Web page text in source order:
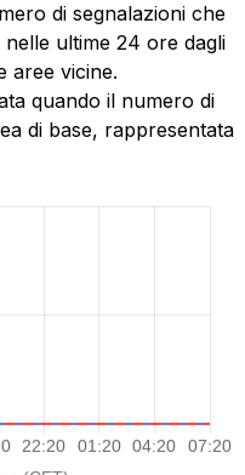
di segnalazioni che
ultime 24 ore dagli
aree vicine.
quando il numero di
di base, rappresentata